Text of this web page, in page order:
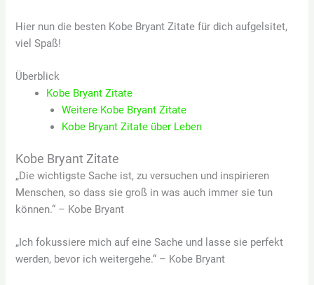
Hier nun die besten Kobe Bryant Zitate für dich aufgelsitet,
viel Spaß!
Überblick
Kobe Bryant Zitate
Weitere Kobe Bryant Zitate
Kobe Bryant Zitate über Leben
Kobe Bryant Zitate
„Die wichtigste Sache ist, zu versuchen und inspirieren
Menschen, so dass sie groß in was auch immer sie tun
können.“ – Kobe Bryant
„Ich fokussiere mich auf eine Sache und lasse sie perfekt
werden, bevor ich weitergehe.“ – Kobe Bryant